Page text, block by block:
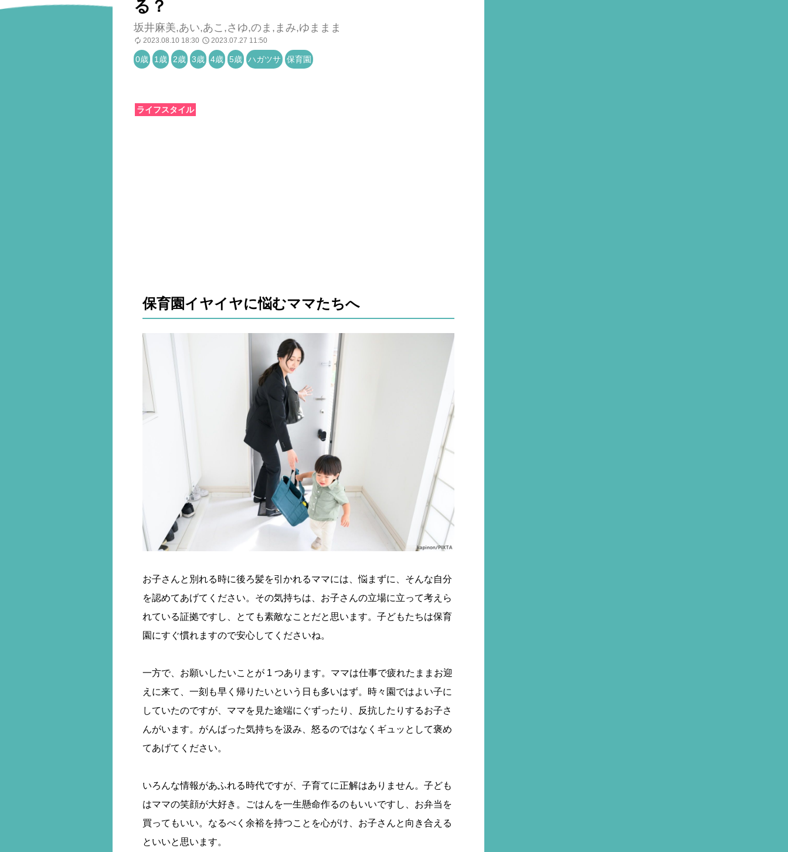
る？
坂井麻美,あい,あこ,さゆ,のま,まみ,ゆままま
2023.08.10 18:30 2023.07.27 11:50
0歳 1歳 2歳 3歳 4歳 5歳 ハガツサ 保育園
ライフスタイル
保育園イヤイヤに悩むママたちへ
お子さんと別れる時に後ろ髪を引かれるママには、悩まずに、そんな自分
を認めてあげてください。その気持ちは、お子さんの立場に立って考えら
れている証拠ですし、とても素敵なことだと思います。子どもたちは保育
園にすぐ慣れますので安心してくださいね。
一方で、お願いしたいことが 1 つあります。ママは仕事で疲れたままお迎
えに来て、一刻も早く帰りたいという日も多いはず。時々園ではよい子に
していたのですが、ママを見た途端にぐずったり、反抗したりするお子さ
んがいます。がんばった気持ちを汲み、怒るのではなくギュッとして褒め
てあげてください。
いろんな情報があふれる時代ですが、子育てに正解はありません。子ども
はママの笑顔が大好き。ごはんを一生懸命作るのもいいですし、お弁当を
買ってもいい。なるべく余裕を持つことを心がけ、お子さんと向き合える
といいと思います。